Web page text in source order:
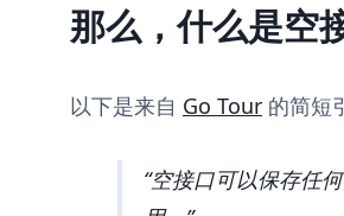
那么，什么是空
以下是来自 Go Tour的简短
空接口可以保存任